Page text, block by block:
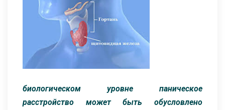
биологическом уровне паническое
расстройство может быть обусловлено